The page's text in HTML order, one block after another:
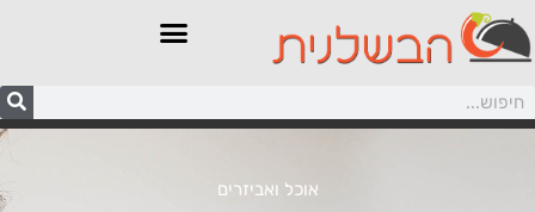
אוכל ואביזרים